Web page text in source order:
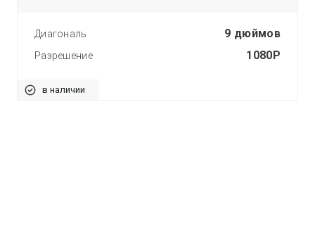
Диагональ 9 дюймов
Разрешение 1080P
в наличии